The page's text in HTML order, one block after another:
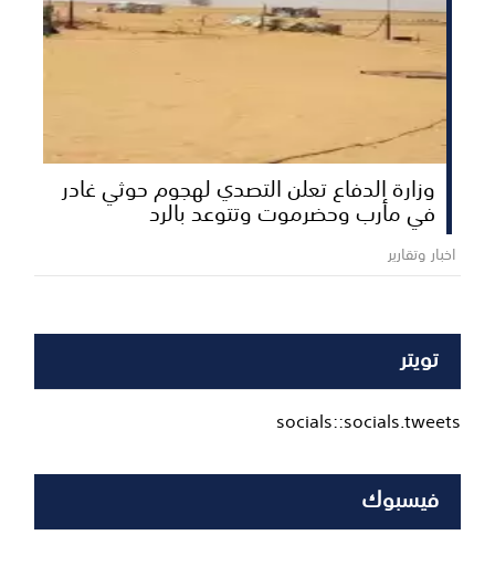
وزارة الدفاع تعلن التصدي لهجوم حوثي غادر
في مأرب وحضرموت وتتوعد بالرد
اخبار وتقارير
تويتر
socials::socials.tweets
فيسبوك